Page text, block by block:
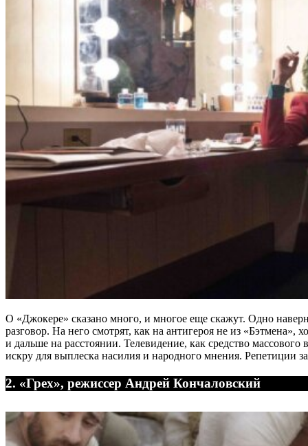
О «Джокере» сказано много, и многое еще скажут. Одно
разговор. На него смотрят, как на антигероя не из
и дальше на расстоянии. Телевидение, как средство
искру для выплеска насилия и народного мнения. Репетиции
2. «Грех», режиссер Андрей Кончаловский